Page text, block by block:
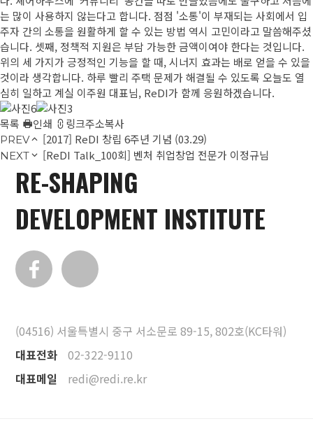
는 많이 사용하지 않는다고 합니다. 점점 '소통'이 부재되는 사회에서 입
주자 간의 소통을 원활하게 할 수 있는 방법 역시 고민이라고 말씀해주셨
습니다. 셋째, 정책적 지원은 부담 가능한 금액이여야 한다는 것입니다.
위의 세 가지가 긍정적인 기능을 할 때, 시너지 효과는 배로 얻을 수 있을
것이라 생각합니다. 하루 빨리 주택 문제가 해결될 수 있도록 오늘도 열
심히 일하고 계실 이주원 대표님, ReDI가 함께 응원하겠습니다.
목록 인쇄 링크주소복사
PREV [2017] ReDI 창립 6주년 기념 (03.29)
NEXT [ReDI Talk_100회] 벤처 취업창업 전문가 이정규님
RE-SHAPING
DEVELOPMENT INSTITUTE
(04516) 서울특별시 중구 서소문로 89-15, 802호(KC타워)
대표전화
02-322-9110
대표메일
redi@redi.re.kr